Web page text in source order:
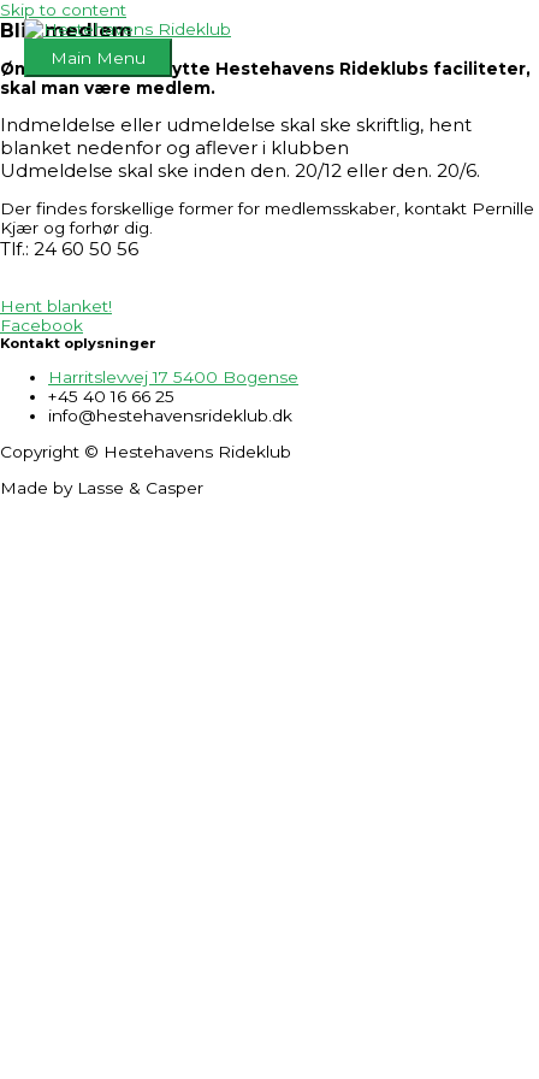
Skip to content
Main Menu
Bliv medlem
Ønsker man at benytte Hestehavens Rideklubs faciliteter,
skal man være medlem.
Indmeldelse eller udmeldelse skal ske skriftlig, hent
blanket nedenfor og aflever i klubben
Udmeldelse skal ske inden den. 20/12 eller den. 20/6.
Der findes forskellige former for medlemsskaber, kontakt Pernille
Kjær og forhør dig.
Tlf.: 24 60 50 56
Hent blanket!
Facebook
Kontakt oplysninger
Harritslevvej 17 5400 Bogense
+45 40 16 66 25
info@hestehavensrideklub.dk
Copyright © Hestehavens Rideklub
Made by Lasse & Casper